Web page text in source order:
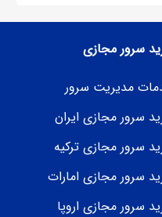
سرور مجازی
مدیریت سرور
سرور مجازی ایران
سرور مجازی ترکیه
سرور مجازی امارات
سرور مجازی اروپا